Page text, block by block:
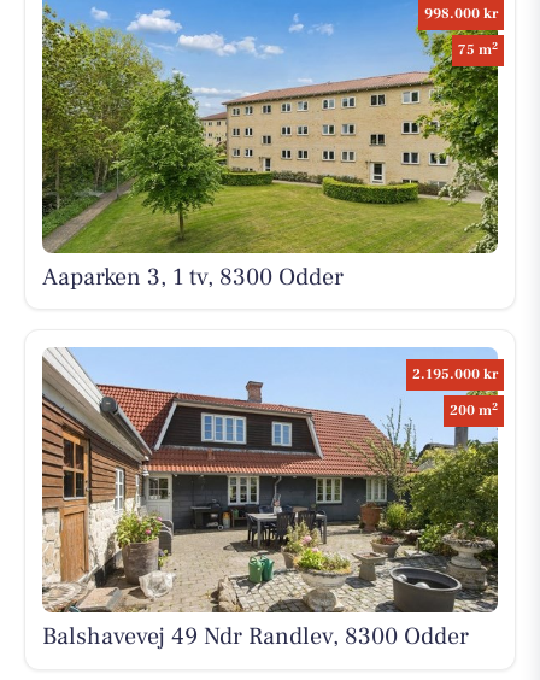
998.000 kr
75 m2
Aaparken 3, 1 tv, 8300 Odder
2.195.000 kr
200 m2
Balshavevej 49 Ndr Randlev, 8300 Odder